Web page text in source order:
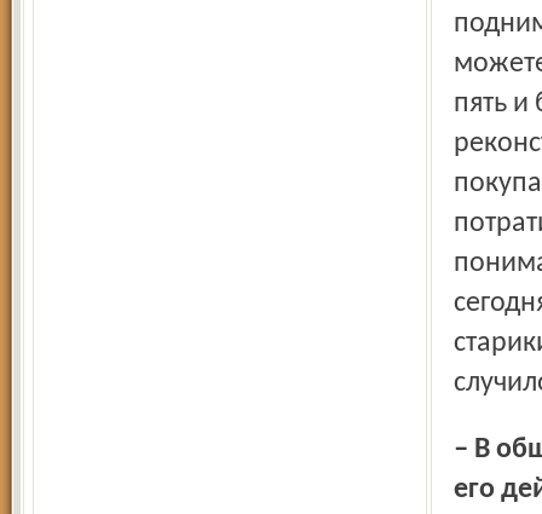
пять и
– В общем, если закон примут в таком виде, то не скоро
его